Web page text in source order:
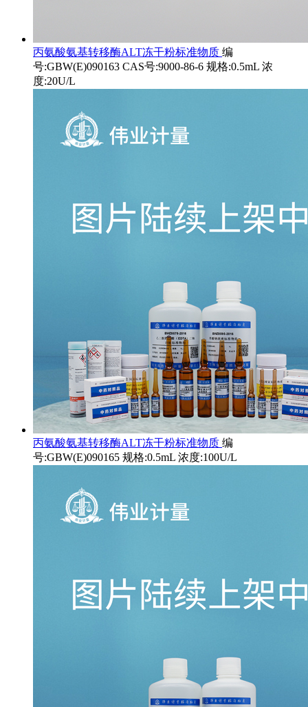
丙氨酸氨基转移酶ALT冻干粉标准物质 编
号:GBW(E)090163 CAS号:9000-86-6 规格:0.5mL 浓
度:20U/L
丙氨酸氨基转移酶ALT冻干粉标准物质 编
号:GBW(E)090165 规格:0.5mL 浓度:100U/L